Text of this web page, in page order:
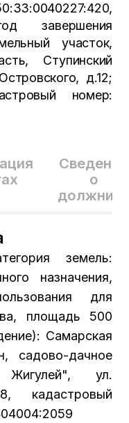
Сведения
о
земель:
назначения,
для
площадь 500
Самарская
садово-дачное
ул.
завершения
участок,
Ступинский
д.12;
номер: